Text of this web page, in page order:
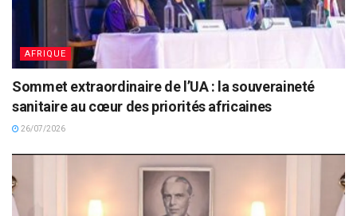
AFRIQUE
Sommet extraordinaire de l’UA : la souveraineté
sanitaire au cœur des priorités africaines
26/07/2026